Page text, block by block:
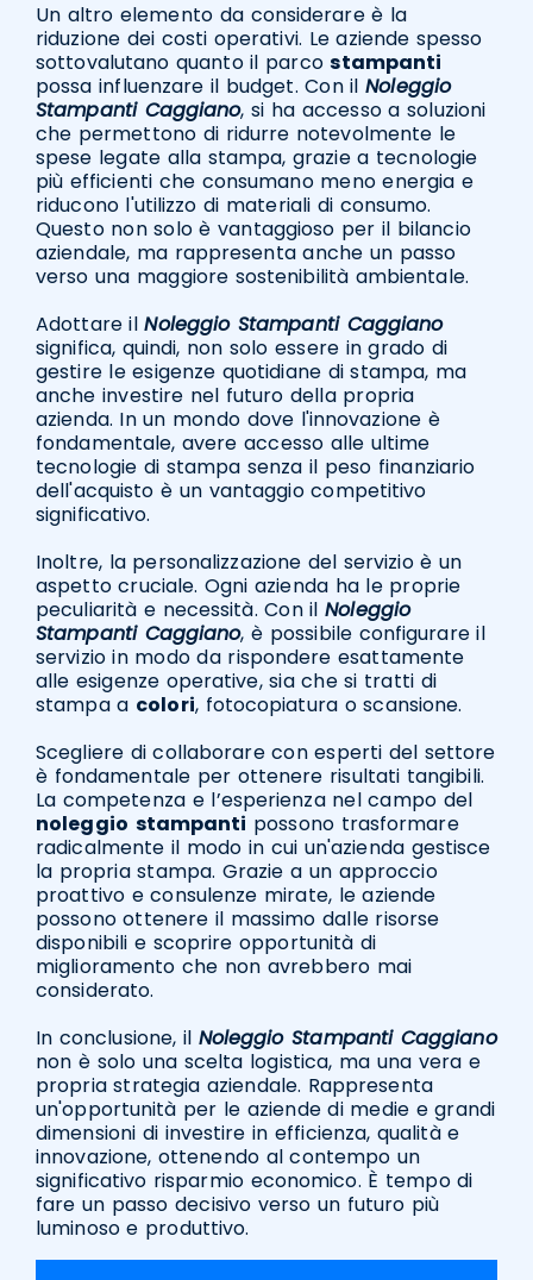
Un altro elemento da considerare è la
riduzione dei costi operativi. Le aziende spesso
sottovalutano quanto il parcostampanti
possa influenzare il budget. Con ilNoleggio
Stampanti Caggiano, si ha accesso a soluzioni
che permettono di ridurre notevolmente le
spese legate alla stampa, grazie a tecnologie
più efficienti che consumano meno energia e
riducono l'utilizzo di materiali di consumo.
Questo non solo è vantaggioso per il bilancio
aziendale, ma rappresenta anche un passo
verso una maggiore sostenibilità ambientale.
Adottare ilNoleggio Stampanti Caggiano
significa, quindi, non solo essere in grado di
gestire le esigenze quotidiane di stampa, ma
anche investire nel futuro della propria
azienda. In un mondo dove l'innovazione è
fondamentale, avere accesso alle ultime
tecnologie di stampa senza il peso finanziario
dell'acquisto è un vantaggio competitivo
significativo.
Inoltre, la personalizzazione del servizio è un
aspetto cruciale. Ogni azienda ha le proprie
peculiarità e necessità. Con ilNoleggio
Stampanti Caggiano, è possibile configurare il
servizio in modo da rispondere esattamente
alle esigenze operative, sia che si tratti di
stampa a colori, fotocopiatura o scansione.
Scegliere di collaborare con esperti del settore
è fondamentale per ottenere risultati tangibili.
La competenza e l’esperienza nel campo del
noleggio stampanti possono trasformare
radicalmente il modo in cui un'azienda gestisce
la propria stampa. Grazie a un approccio
proattivo e consulenze mirate, le aziende
possono ottenere il massimo dalle risorse
disponibili e scoprire opportunità di
miglioramento che non avrebbero mai
considerato.
In conclusione, il Noleggio Stampanti Caggiano
non è solo una scelta logistica, ma una vera e
propria strategia aziendale. Rappresenta
un'opportunità per le aziende di medie e grandi
dimensioni di investire in efficienza, qualità e
innovazione, ottenendo al contempo un
significativo risparmio economico. È tempo di
fare un passo decisivo verso un futuro più
luminoso e produttivo.